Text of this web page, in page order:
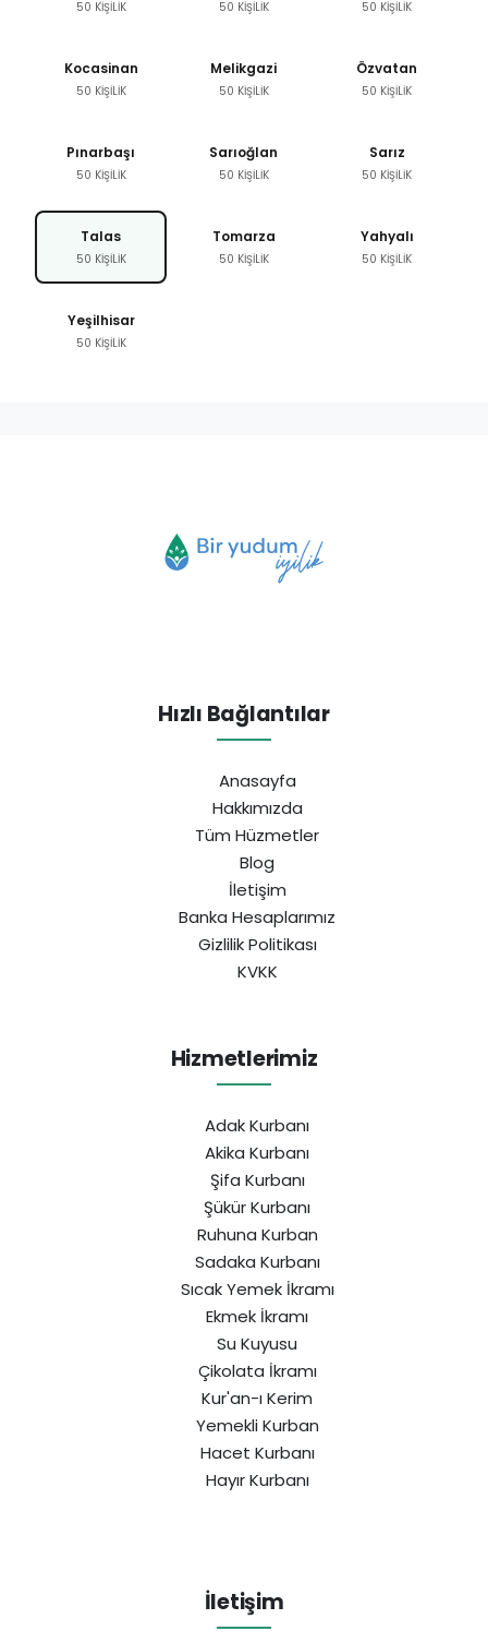
50 KİŞİLİK 50 KİŞİLİK 50 KİŞİLİK
Kocasinan
50 KİŞİLİK
Melikgazi
50 KİŞİLİK
Özvatan
50 KİŞİLİK
Pınarbaşı
50 KİŞİLİK
Sarıoğlan
50 KİŞİLİK
Sarız
50 KİŞİLİK
Talas
50 KİŞİLİK
Tomarza
50 KİŞİLİK
Yahyalı
50 KİŞİLİK
Yeşilhisar
50 KİŞİLİK
Hızlı Bağlantılar
Anasayfa
Hakkımızda
Tüm Hüzmetler
Blog
İletişim
Banka Hesaplarımız
Gizlilik Politikası
KVKK
Hizmetlerimiz
Adak Kurbanı
Akika Kurbanı
Şifa Kurbanı
Şükür Kurbanı
Ruhuna Kurban
Sadaka Kurbanı
Sıcak Yemek İkramı
Ekmek İkramı
Su Kuyusu
Çikolata İkramı
Kur'an-ı Kerim
Yemekli Kurban
Hacet Kurbanı
Hayır Kurbanı
İletişim